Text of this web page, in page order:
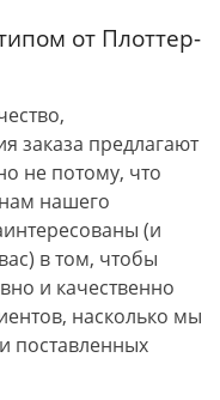
от Плоттер-
заказа предлагают
не потому, что
нашего
(и
в том, чтобы
и качественно
насколько мы
поставленных